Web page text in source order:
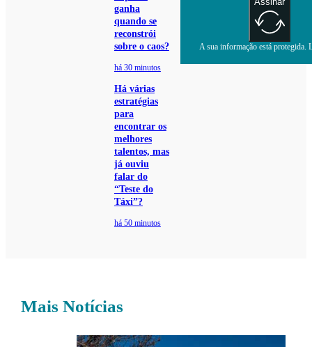
ganha
quando se
reconstrói
sobre o caos?
há 30 minutos
Há várias
estratégias
para
encontrar os
melhores
talentos, mas
já ouviu
falar do
“Teste do
Táxi”?
há 50 minutos
A sua informação está protegida.
Mais Notícias